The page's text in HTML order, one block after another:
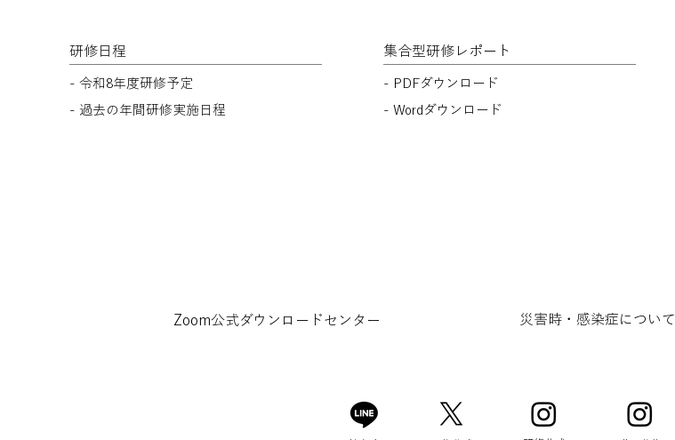
研修日程
- 令和8年度研修予定
- 過去の年間​研修実施日程
集合型研修レポート
- PDFダウンロード
- Wordダウンロード
Zoom公式ダウンロードセンター 災害時・感染症について